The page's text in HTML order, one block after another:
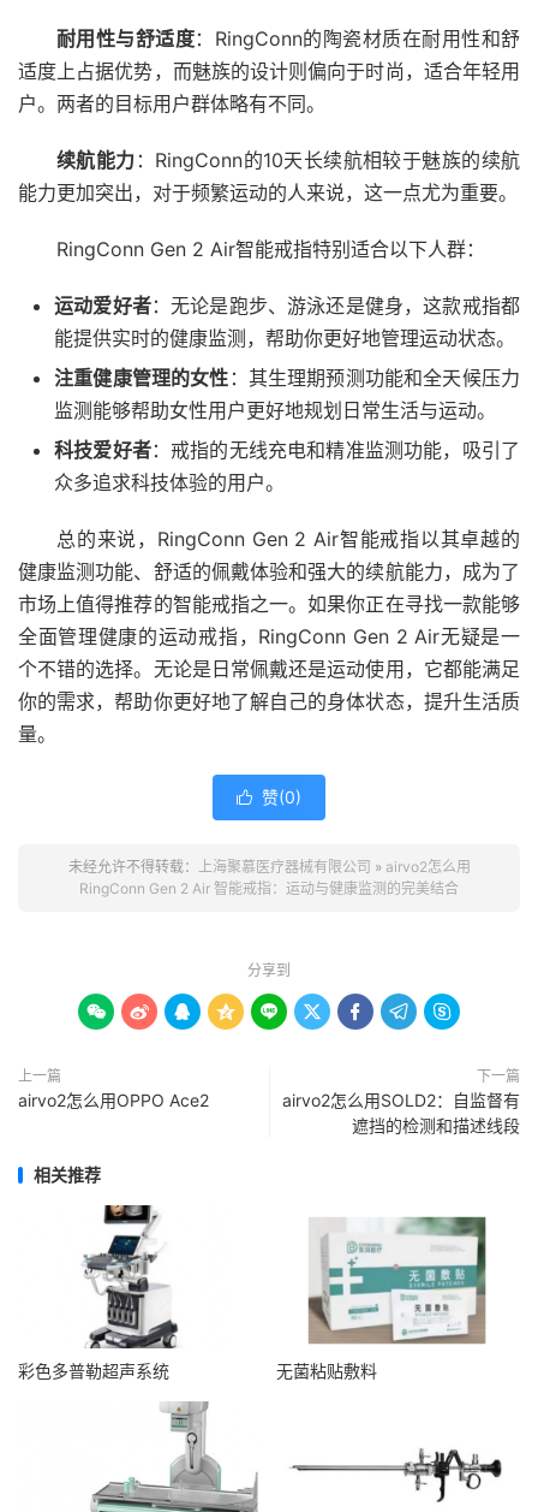
耐用性与舒适度：RingConn的陶瓷材质在耐用性和舒
适度上占据优势，而魅族的设计则偏向于时尚，适合年轻用
户。两者的目标用户群体略有不同。
续航能力 ：RingConn的10天长续航相较于魅族的续航
能力更加突出，对于频繁运动的人来说，这一点尤为重要。
RingConn Gen 2 Air智能戒指特别适合以下人群：
运动爱好者：无论是跑步、游泳还是健身，这款戒指都
能提供实时的健康监测，帮助你更好地管理运动状态。
注重健康管理的女性 ：其生理期预测功能和全天候压力
监测能够帮助女性用户更好地规划日常生活与运动。
科技爱好者：戒指的无线充电和精准监测功能，吸引了
众多追求科技体验的用户。
总的来说，RingConn Gen 2 Air智能戒指以其卓越的
健康监测功能、舒适的佩戴体验和强大的续航能力，成为了
市场上值得推荐的智能戒指之一。如果你正在寻找一款能够
全面管理健康的运动戒指，RingConn Gen 2 Air无疑是一
个不错的选择。无论是日常佩戴还是运动使用，它都能满足
你的需求，帮助你更好地了解自己的身体状态，提升生活质
量。
 赞(0)
未经允许不得转载： 上海聚慕医疗器械有限公司 » airvo2怎么用
RingConn Gen 2 Air 智能戒指：运动与健康监测的完美结合
分享到
        
上一篇
airvo2怎么用OPPO Ace2
下一篇
airvo2怎么用SOLD2：自监督有
遮挡的检测和描述线段
相关推荐
彩色多普勒超声系统 无菌粘贴敷料